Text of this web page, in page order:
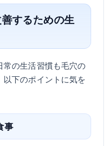
するための生
の生活習慣も毛穴の
下のポイントに気を
事